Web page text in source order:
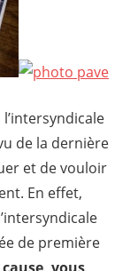
de la dernière
et de vouloir
En effet,
de première